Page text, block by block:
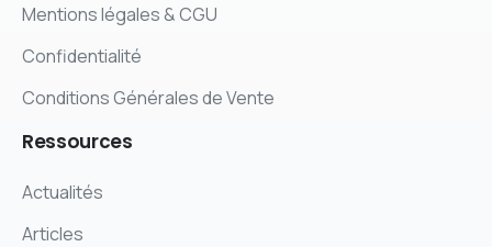
Mentions légales & CGU
Confidentialité
Conditions Générales de Vente
Ressources
Actualités
Articles